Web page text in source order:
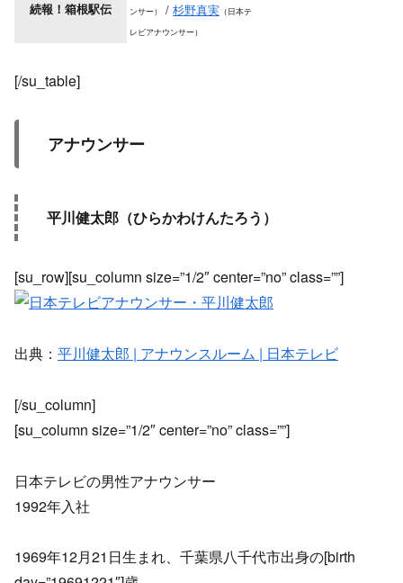
続報！箱根駅伝
ンサー）
/ 杉野真実 （日本テ
レビアナウンサー）
[/su_table]
アナウンサー
平川健太郎（ひらかわけんたろう）
[su_row][su_column size=”1/2″ center=”no” class=””]
出典： 平川健太郎 | アナウンスルーム | 日本テレビ
[/su_column]
[su_column size=”1/2″ center=”no” class=””]
日本テレビの男性アナウンサー
1992年入社
1969年12月21日生まれ、千葉県八千代市出身の[birth